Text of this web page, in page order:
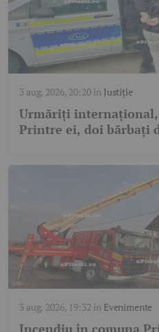
3 aug. 2026, 20:20în Justiție
Urmăriți internațional,
Printre ei, doi bărbați
3 aug. 2026, 19:32 în Evenimente
Incendiu în comuna